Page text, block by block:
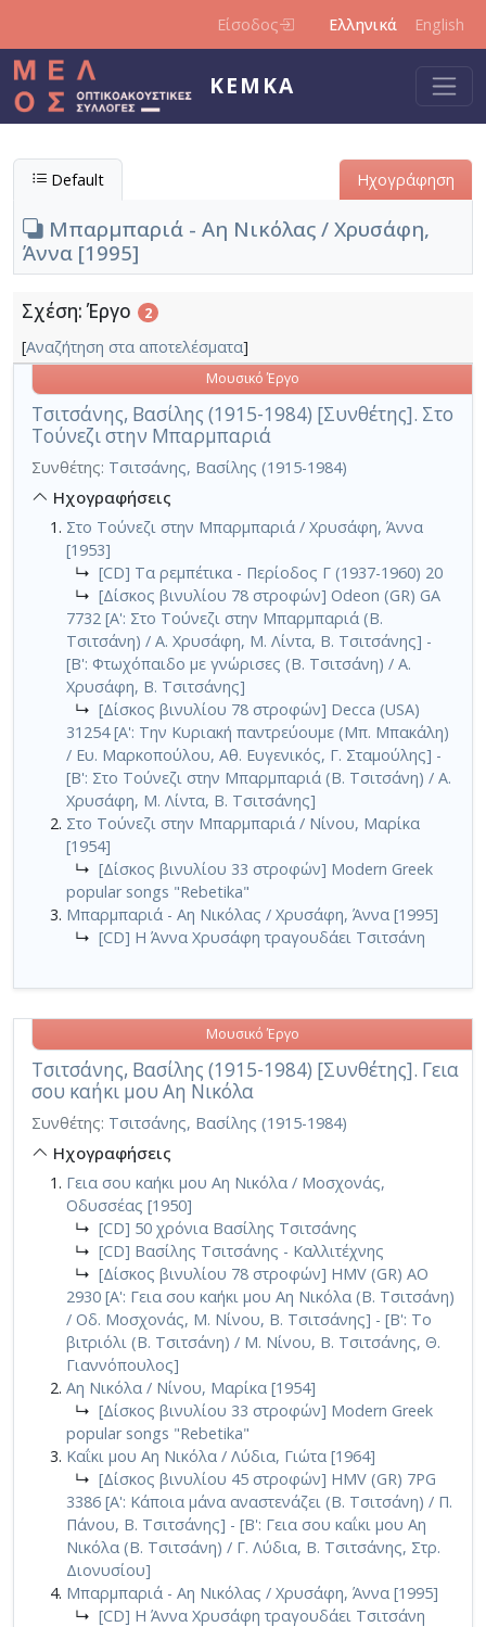
Είσοδος Ελληνικά English
ΚΕΜΚΑ
Default Ηχογράφηση
Μπαρμπαριά - Αη Νικόλας / Χρυσάφη,
Άννα [1995]
Σχέση: Έργο 2
[Αναζήτηση στα αποτελέσματα]
Τσιτσάνης, Βασίλης (1915-1984) [Συνθέτης]. Στο
Τούνεζι στην Μπαρμπαριά
Μουσικό Έργο
Συνθέτης: Τσιτσάνης, Βασίλης (1915-1984)
Ηχογραφήσεις
Στο Τούνεζι στην Μπαρμπαριά / Χρυσάφη, Άννα
[1953]
↳ [CD] Τα ρεμπέτικα - Περίοδος Γ (1937-1960) 20
↳ [Δίσκος βινυλίου 78 στροφών] Odeon (GR) GA
7732 [Α': Στο Τούνεζι στην Μπαρμπαριά (Β.
Τσιτσάνη) / Α. Χρυσάφη, Μ. Λίντα, Β. Τσιτσάνης] -
[Β': Φτωχόπαιδο με γνώρισες (Β. Τσιτσάνη) / Α.
Χρυσάφη, Β. Τσιτσάνης]
↳ [Δίσκος βινυλίου 78 στροφών] Decca (USA)
31254 [A': Την Κυριακή παντρεύουμε (Μπ. Μπακάλη)
/ Ευ. Μαρκοπούλου, Αθ. Ευγενικός, Γ. Σταμούλης] -
[Β': Στο Τούνεζι στην Μπαρμπαριά (Β. Τσιτσάνη) / Α.
Χρυσάφη, Μ. Λίντα, Β. Τσιτσάνης]
Στο Τούνεζι στην Μπαρμπαριά / Νίνου, Μαρίκα
[1954]
↳ [Δίσκος βινυλίου 33 στροφών] Modern Greek
popular songs "Rebetika"
Μπαρμπαριά - Αη Νικόλας / Χρυσάφη, Άννα [1995]
↳ [CD] Η Άννα Χρυσάφη τραγουδάει Τσιτσάνη
Τσιτσάνης, Βασίλης (1915-1984) [Συνθέτης]. Γεια
σου καήκι μου Αη Νικόλα
Μουσικό Έργο
Συνθέτης: Τσιτσάνης, Βασίλης (1915-1984)
Ηχογραφήσεις
Γεια σου καήκι μου Αη Νικόλα / Μοσχονάς,
Οδυσσέας [1950]
↳ [CD] 50 χρόνια Βασίλης Τσιτσάνης
↳ [CD] Βασίλης Τσιτσάνης - Καλλιτέχνης
↳ [Δίσκος βινυλίου 78 στροφών] HMV (GR) AO
2930 [Α': Γεια σου καήκι μου Αη Νικόλα (Β. Τσιτσάνη)
/ Οδ. Μοσχονάς, Μ. Νίνου, Β. Τσιτσάνης] - [Β': Το
βιτριόλι (Β. Τσιτσάνη) / Μ. Νίνου, Β. Τσιτσάνης, Θ.
Γιαννόπουλος]
Αη Νικόλα / Νίνου, Μαρίκα [1954]
↳ [Δίσκος βινυλίου 33 στροφών] Modern Greek
popular songs "Rebetika"
Καΐκι μου Αη Νικόλα / Λύδια, Γιώτα [1964]
↳ [Δίσκος βινυλίου 45 στροφών] HMV (GR) 7PG
3386 [Α': Κάποια μάνα αναστενάζει (Β. Τσιτσάνη) / Π.
Πάνου, Β. Τσιτσάνης] - [Β': Γεια σου καΐκι μου Αη
Νικόλα (Β. Τσιτσάνη) / Γ. Λύδια, Β. Τσιτσάνης, Στρ.
Διονυσίου]
Μπαρμπαριά - Αη Νικόλας / Χρυσάφη, Άννα [1995]
↳ [CD] Η Άννα Χρυσάφη τραγουδάει Τσιτσάνη